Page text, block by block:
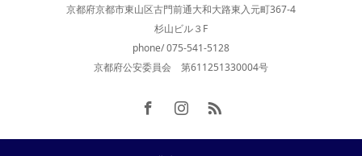
京都府京都市東山区古門前通大和大路東入元町367-4
杉山ビル３F
phone/ 075-541-5128
京都府公安委員会 第611251330004号